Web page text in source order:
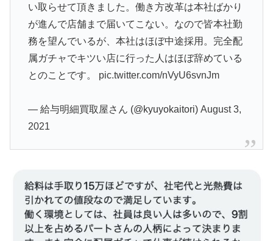
い取らせて頂きました。働き方改革は本社ばかり
が進んで店舗まで届いてこない。なので皆本社勤
務を望んでいるが、本社はほぼ中途採用。完全配
属ガチャでキツい店に行った人はほぼ辞めている
とのことです。 pic.twitter.com/nVyU6svnJm
— 給与明細買取屋さん (@kyuyokaitori) August 3,
2021